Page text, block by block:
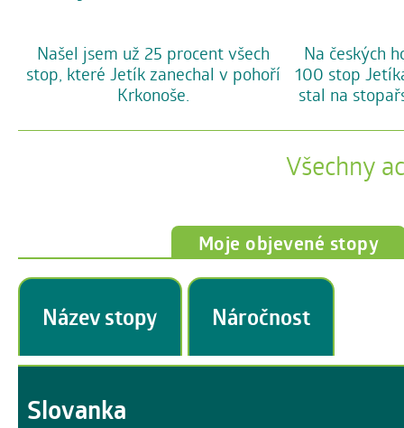
Našel jsem už 25 procent všech
stop, které Jetík zanechal v pohoří
Krkonoše.
Na českých
100 stop
stal na
Všechny
Moje objevené stopy
Název stopy Náročnost
Slovanka